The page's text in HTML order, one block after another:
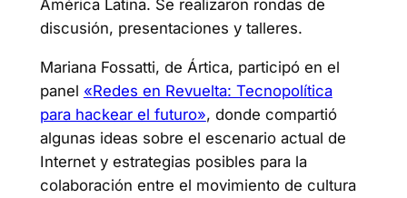
América Latina. Se realizaron rondas de
discusión, presentaciones y talleres.
Mariana Fossatti, de Ártica, participó en el
panel «Redes en Revuelta: Tecnopolítica
para hackear el futuro», donde compartió
algunas ideas sobre el escenario actual de
Internet y estrategias posibles para la
colaboración entre el movimiento de cultura